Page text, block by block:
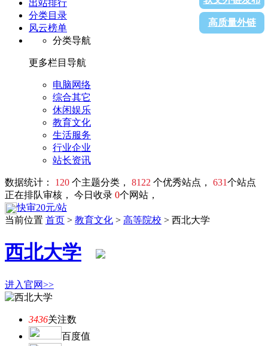
出站排行
分类目录
风云榜单
分类导航
更多栏目导航
电脑网络
综合其它
休闲娱乐
教育文化
生活服务
行业企业
站长资讯
数据统计： 120 个主题分类， 8122 个优秀站点， 631个站点
正在排队审核， 今日收录 0个网站，
快审20元/站
高质量外链
当前位置 首页 > 教育文化 > 高等院校 > 西北大学
西北大学
进入官网>>
3436关注数
百度值